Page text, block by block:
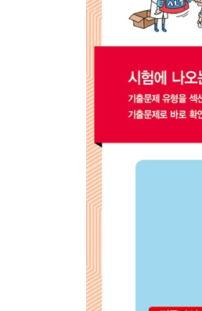
[별책부록] 기출문제집